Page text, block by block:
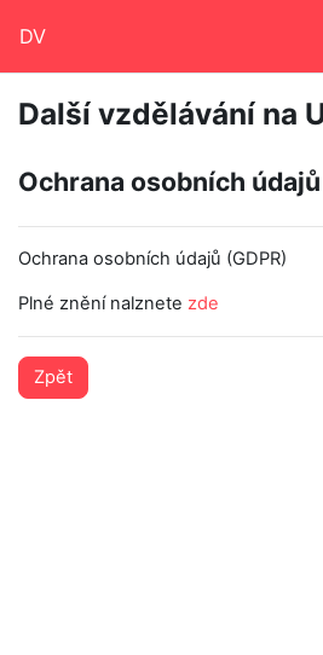
DV
Další vzdělávání na
Ochrana osobních údajů
Ochrana osobních údajů (GDPR)
Plné znění nalznete zde
Zpět